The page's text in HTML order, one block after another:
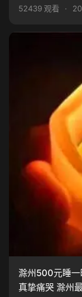
52439 观看 ·
滁州500元睡一
真挚痛哭 滁州